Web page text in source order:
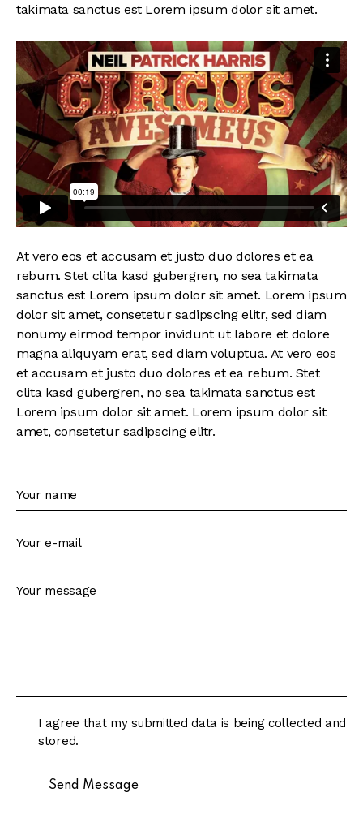
takimata sanctus est Lorem ipsum dolor sit amet.
At vero eos et accusam et justo duo dolores et ea
rebum. Stet clita kasd gubergren, no sea takimata
sanctus est Lorem ipsum dolor sit amet. Lorem ipsum
dolor sit amet, consetetur sadipscing elitr, sed diam
nonumy eirmod tempor invidunt ut labore et dolore
magna aliquyam erat, sed diam voluptua. At vero eos
et accusam et justo duo dolores et ea rebum. Stet
clita kasd gubergren, no sea takimata sanctus est
Lorem ipsum dolor sit amet. Lorem ipsum dolor sit
amet, consetetur sadipscing elitr.
I agree that my submitted data is being collected and
stored.
Send Message